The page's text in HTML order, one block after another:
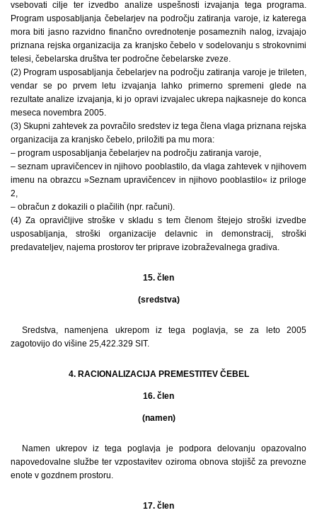
vsebovati cilje ter izvedbo analize uspešnosti izvajanja tega programa.
Program usposabljanja čebelarjev na področju zatiranja varoje, iz katerega
mora biti jasno razvidno finančno ovrednotenje posameznih nalog, izvajajo
priznana rejska organizacija za kranjsko čebelo v sodelovanju s strokovnimi
telesi, čebelarska društva ter področne čebelarske zveze.
(2) Program usposabljanja čebelarjev na področju zatiranja varoje je trileten,
vendar se po prvem letu izvajanja lahko primerno spremeni glede na
rezultate analize izvajanja, ki jo opravi izvajalec ukrepa najkasneje do konca
meseca novembra 2005.
(3) Skupni zahtevek za povračilo sredstev iz tega člena vlaga priznana rejska
organizacija za kranjsko čebelo, priložiti pa mu mora:
– program usposabljanja čebelarjev na področju zatiranja varoje,
– seznam upravičencev in njihovo pooblastilo, da vlaga zahtevek v njihovem
imenu na obrazcu »Seznam upravičencev in njihovo pooblastilo« iz priloge
2,
– obračun z dokazili o plačilih (npr. računi).
(4) Za opravičljive stroške v skladu s tem členom štejejo stroški izvedbe
usposabljanja, stroški organizacije delavnic in demonstracij, stroški
predavateljev, najema prostorov ter priprave izobraževalnega gradiva.
15. člen
(sredstva)
Sredstva, namenjena ukrepom iz tega poglavja, se za leto 2005
zagotovijo do višine 25,422.329 SIT.
4. RACIONALIZACIJA PREMESTITEV ČEBEL
16. člen
(namen)
Namen ukrepov iz tega poglavja je podpora delovanju opazovalno
napovedovalne službe ter vzpostavitev oziroma obnova stojišč za prevozne
enote v gozdnem prostoru.
17. člen